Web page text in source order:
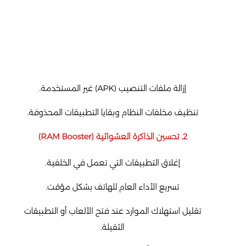
إزالة ملفات التنصيب (APK) غير المستخدمة.
تنظيف مخلفات النظام وبقايا التطبيقات المحذوفة.
2. تحسين الذاكرة العشوائية (RAM Booster)
إغلاق التطبيقات التي تعمل في الخلفية.
تسريع الأداء العام للهاتف بشكل مؤقت.
تقليل استهلاك الموارد عند فتح الألعاب أو التطبيقات
الثقيلة.